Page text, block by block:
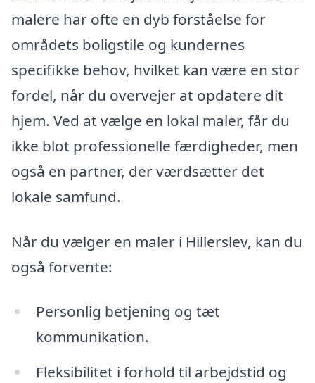
malere har ofte en dyb forståelse for
områdets boligstile og kundernes
specifikke behov, hvilket kan være en stor
fordel, når du overvejer at opdatere dit
hjem. Ved at vælge en lokal maler, får du
ikke blot professionelle færdigheder, men
også en partner, der værdsætter det
lokale samfund.
Når du vælger en maler i Hillerslev, kan du
også forvente:
Personlig betjening og tæt
kommunikation.
Fleksibilitet i forhold til arbejdstid og